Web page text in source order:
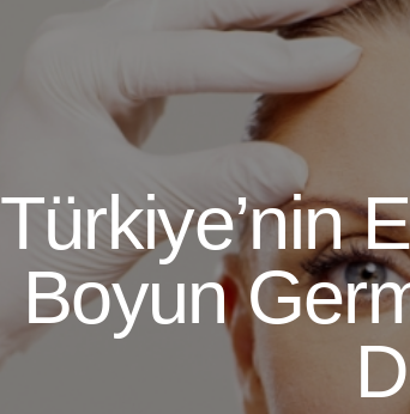
Türkiye’nin
Boyun